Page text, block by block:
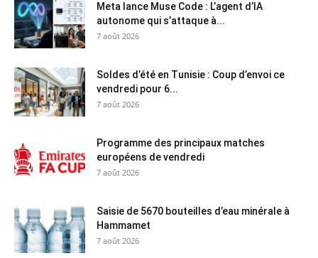
Meta lance Muse Code : L’agent d’IA
autonome qui s’attaque à...
7 août 2026
Soldes d’été en Tunisie : Coup d’envoi ce
vendredi pour 6...
7 août 2026
Programme des principaux matches
européens de vendredi
7 août 2026
Saisie de 5670 bouteilles d’eau minérale à
Hammamet
7 août 2026